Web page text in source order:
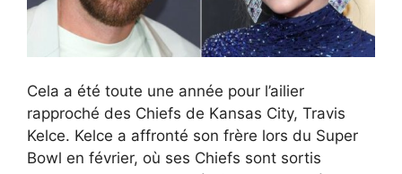
Cela a été toute une année pour l’ailier
rapproché des Chiefs de Kansas City, Travis
Kelce. Kelce a affronté son frère lors du Super
Bowl en février, où ses Chiefs sont sortis